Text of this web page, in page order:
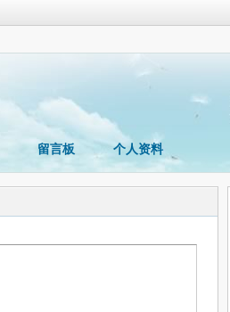
留言板 个人资料